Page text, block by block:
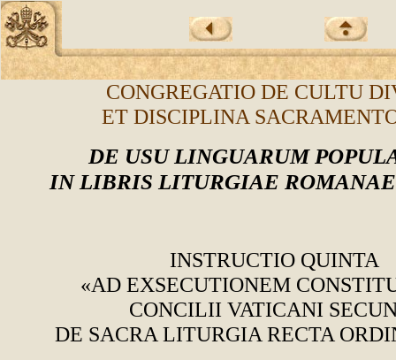
CONGREGATIO DE CULTU
ET DISCIPLINA
DE USU LINGUARUM
IN LIBRIS LITURGIAE
INSTRUCTIO QUINTA
«AD EXSECUTIONEM
CONCILII VATICANI
DE SACRA LITURGIA RECTA